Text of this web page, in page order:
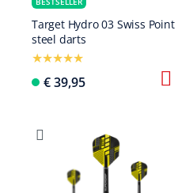
Target Hydro 03 Swiss Point
steel darts
€ 39,95